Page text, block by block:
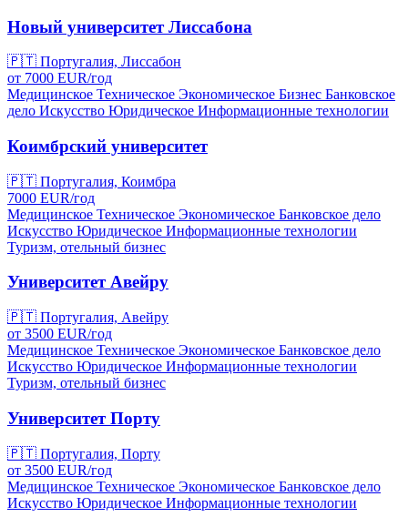
Новый университет Лиссабона
🇵🇹 Португалия, Лиссабон
от 7000 EUR/год
Медицинское Техническое Экономическое Бизнес Банковское
дело Искусство Юридическое Информационные технологии
Коимбрский университет
🇵🇹 Португалия, Коимбра
7000 EUR/год
Медицинское Техническое Экономическое Банковское дело
Искусство Юридическое Информационные технологии
Туризм, отельный бизнес
Университет Авейру
🇵🇹 Португалия, Авейру
от 3500 EUR/год
Медицинское Техническое Экономическое Банковское дело
Искусство Юридическое Информационные технологии
Туризм, отельный бизнес
Университет Порту
🇵🇹 Португалия, Порту
от 3500 EUR/год
Медицинское Техническое Экономическое Банковское дело
Искусство Юридическое Информационные технологии